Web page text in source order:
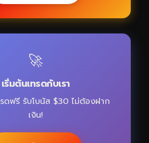
🚀
เริ่มต้นเทรดกับเรา
ดฟรี รับโบนัส $30 ไม่ต้องฝาก
เงิน!